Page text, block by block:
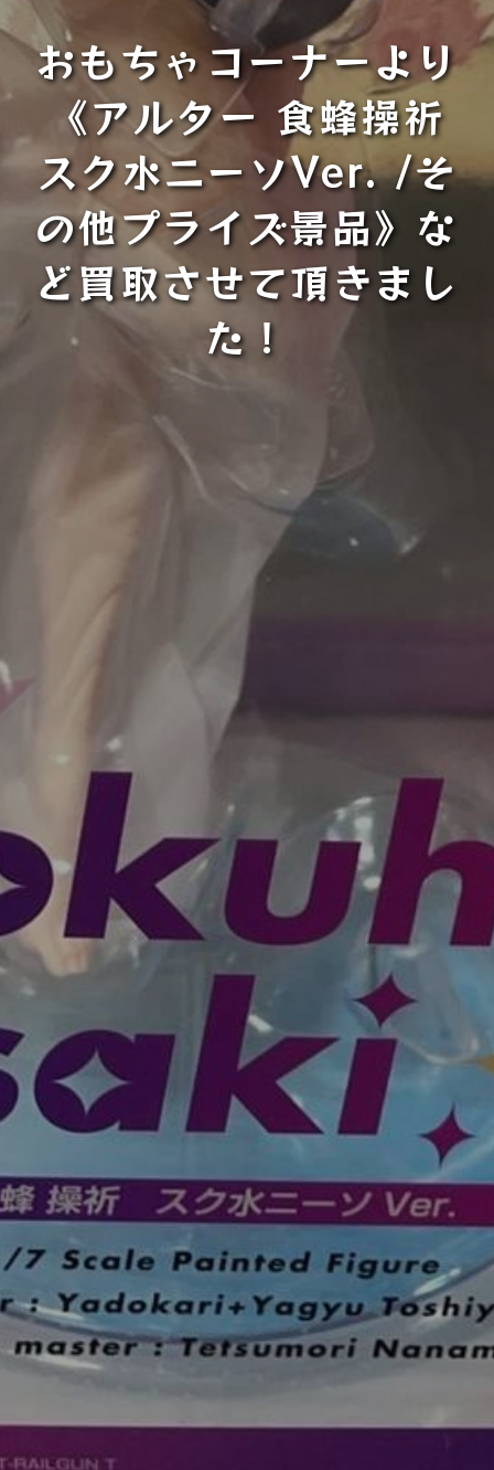
おもちゃコーナーより
《アルター 食蜂操祈
スク水ニーソVer. /そ
の他プライズ景品》な
ど買取させて頂きまし
た！